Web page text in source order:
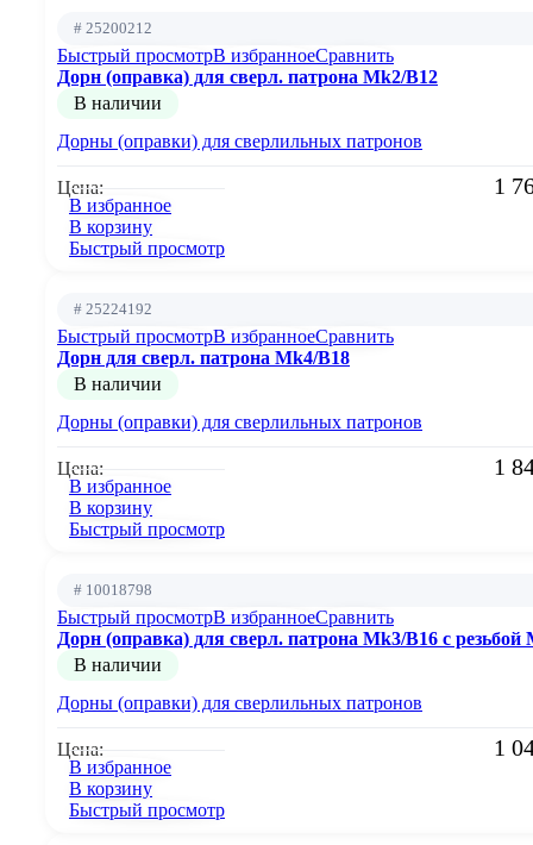
# 25200212
Быстрый просмотрВ избранноеСравнить
Дорн (оправка) для сверл. патрона Mk2/B12
В наличии
Дорны (оправки) для сверлильных патронов
Цена: 1
В избранное
В корзину
Быстрый просмотр
# 25224192
Быстрый просмотрВ избранноеСравнить
Дорн для сверл. патрона Mk4/B18
В наличии
Дорны (оправки) для сверлильных патронов
Цена: 1
В избранное
В корзину
Быстрый просмотр
# 10018798
Быстрый просмотрВ избранноеСравнить
Дорн (оправка) для сверл. патрона Mk3/B16 с резьбой
В наличии
Дорны (оправки) для сверлильных патронов
Цена: 1
В избранное
В корзину
Быстрый просмотр